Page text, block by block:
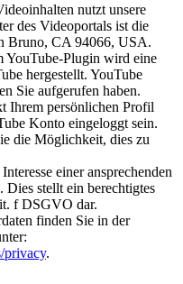
nutzt unsere
des Videoportals ist die
Bruno, CA 94066, USA.
YouTube-Plugin wird eine
hergestellt. YouTube
Sie aufgerufen haben.
Ihrem persönlichen Profil
Konto eingeloggt sein.
die Möglichkeit, dies zu
einer ansprechenden
stellt ein berechtigtes
f DSGVO dar.
finden Sie in der
privacy.